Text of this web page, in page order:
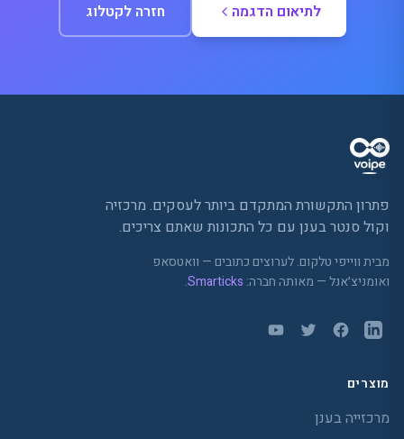
לתיאום הדגמה חזרה לקטלוג
פתרון התקשורת המתקדם ביותר לעסקים. מרכזיה
וקול סנטר בענן עם כל התכונות שאתם צריכים.
מבית ווייפי טלקום. לערוצים כתובים — וואטסאפ
ואומניצ׳אנל — מאותה חברה: Smarticks
.
מוצרים
מרכזייה בענן